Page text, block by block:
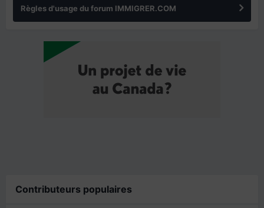
Règles d'usage du forum IMMIGRER.COM
Contributeurs populaires